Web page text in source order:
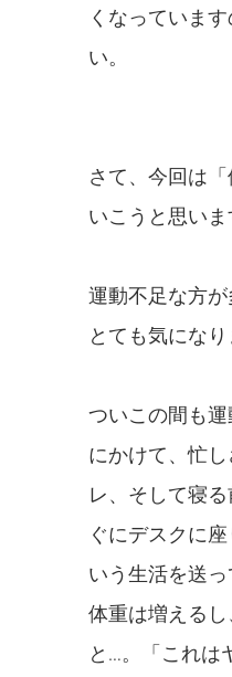
肩こり
くなっていま
い。
さて、今回は
いこうと思いま
運動不足な方
とても気にな
ついこの間も
にかけて、忙
レ、そして寝
ぐにデスクに
いう生活を送
体重は増える
と…。「これは